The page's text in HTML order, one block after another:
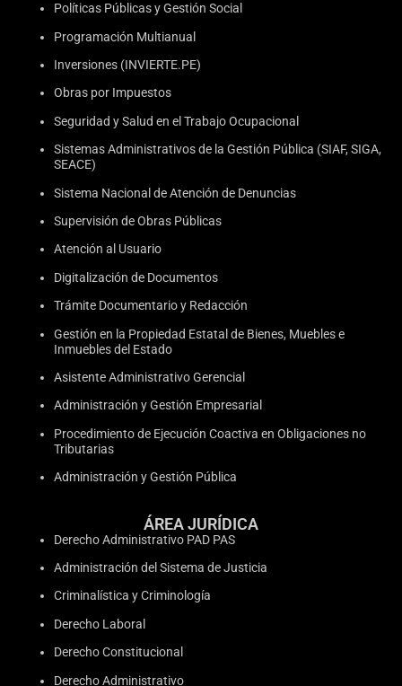
Políticas Públicas y Gestión Social
Programación Multianual
Inversiones (INVIERTE.PE)
Obras por Impuestos
Seguridad y Salud en el Trabajo Ocupacional
Sistemas Administrativos de la Gestión Pública (SIAF, SIGA,
SEACE)
Sistema Nacional de Atención de Denuncias
Supervisión de Obras Públicas
Atención al Usuario
Digitalización de Documentos
Trámite Documentario y Redacción
Gestión en la Propiedad Estatal de Bienes, Muebles e
Inmuebles del Estado
Asistente Administrativo Gerencial
Administración y Gestión Empresarial
Procedimiento de Ejecución Coactiva en Obligaciones no
Tributarias
Administración y Gestión Pública
ÁREA JURÍDICA
Derecho Administrativo PAD PAS
Administración del Sistema de Justicia
Criminalística y Criminología
Derecho Laboral
Derecho Constitucional
Derecho Administrativo